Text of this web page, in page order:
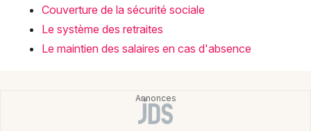
Couverture de la sécurité sociale
Le système des retraites
Le maintien des salaires en cas d'absence